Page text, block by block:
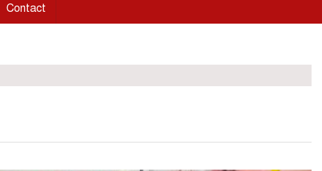
Contact